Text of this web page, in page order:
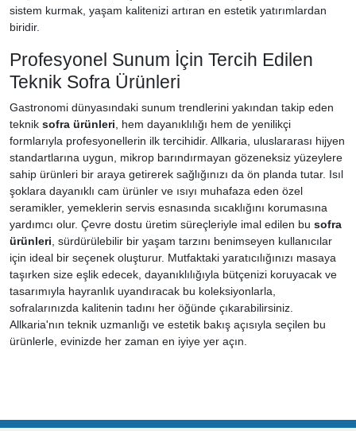
sistem kurmak, yaşam kalitenizi artıran en estetik yatırımlardan
biridir.
Profesyonel Sunum İçin Tercih Edilen
Teknik Sofra Ürünleri
Gastronomi dünyasındaki sunum trendlerini yakından takip eden
teknik sofra ürünleri , hem dayanıklılığı hem de yenilikçi
formlarıyla profesyonellerin ilk tercihidir. Allkaria, uluslararası hijyen
standartlarına uygun, mikrop barındırmayan gözeneksiz yüzeylere
sahip ürünleri bir araya getirerek sağlığınızı da ön planda tutar. Isıl
şoklara dayanıklı cam ürünler ve ısıyı muhafaza eden özel
seramikler, yemeklerin servis esnasında sıcaklığını korumasına
yardımcı olur. Çevre dostu üretim süreçleriyle imal edilen bu sofra
ürünleri , sürdürülebilir bir yaşam tarzını benimseyen kullanıcılar
için ideal bir seçenek oluşturur. Mutfaktaki yaratıcılığınızı masaya
taşırken size eşlik edecek, dayanıklılığıyla bütçenizi koruyacak ve
tasarımıyla hayranlık uyandıracak bu koleksiyonlarla,
sofralarınızda kalitenin tadını her öğünde çıkarabilirsiniz.
Allkaria'nın teknik uzmanlığı ve estetik bakış açısıyla seçilen bu
ürünlerle, evinizde her zaman en iyiye yer açın.